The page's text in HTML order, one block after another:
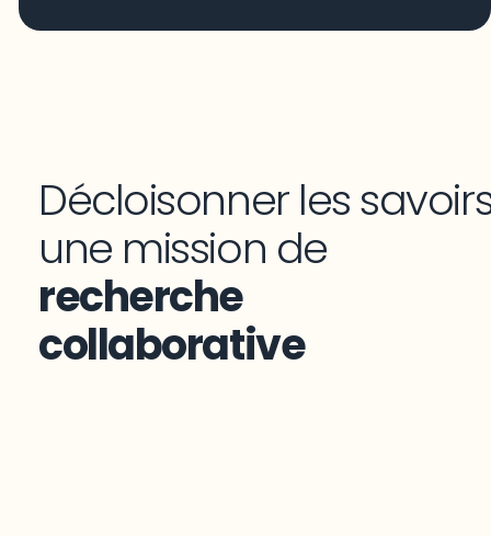
Décloisonner les
une mission de
recherche
collaborative